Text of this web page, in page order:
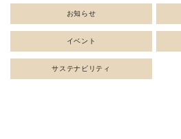
コラム
製品ラインナップ
お知らせ
イベント
サステナビリティ